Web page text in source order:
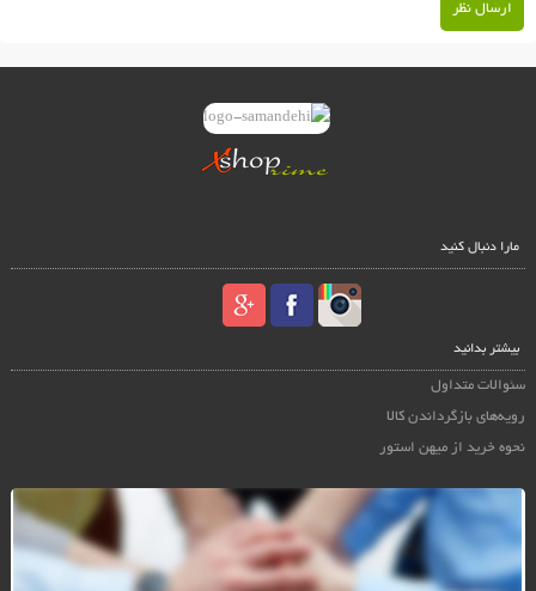
ارسال نظر
مارا دنبال کنید
بیشتر بدانید
سئوالات متداول
رویه‌های بازگرداندن کالا
نحوه خرید از میهن استور